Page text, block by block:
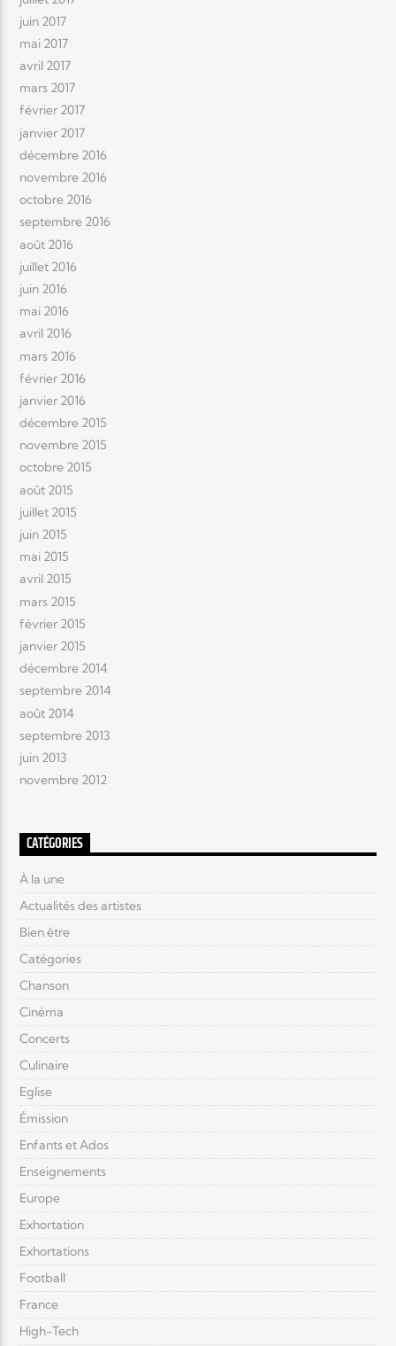
juin 2017
mai 2017
avril 2017
mars 2017
février 2017
janvier 2017
décembre 2016
novembre 2016
octobre 2016
septembre 2016
août 2016
juillet 2016
juin 2016
mai 2016
avril 2016
mars 2016
février 2016
janvier 2016
décembre 2015
novembre 2015
octobre 2015
août 2015
juillet 2015
juin 2015
mai 2015
avril 2015
mars 2015
février 2015
janvier 2015
décembre 2014
septembre 2014
août 2014
septembre 2013
juin 2013
novembre 2012
CATÉGORIES
À la une
Actualités des artistes
Bien être
Catégories
Chanson
Cinéma
Concerts
Culinaire
Eglise
Émission
Enfants et Ados
Enseignements
Europe
Exhortation
Exhortations
Football
France
High-Tech